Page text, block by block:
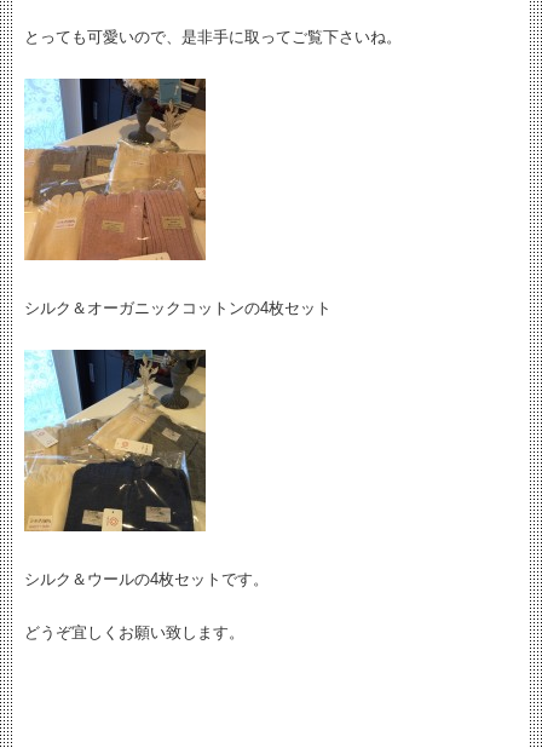
とっても可愛いので、是非手に取ってご覧下さいね。
シルク＆オーガニックコットンの4枚セット
シルク＆ウールの4枚セットです。
どうぞ宜しくお願い致します。